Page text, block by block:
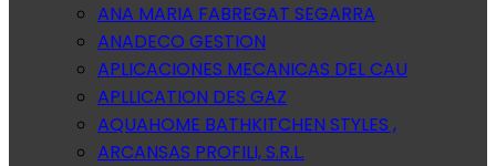
ANA MARIA FABREGAT SEGARRA
ANADECO GESTION
APLICACIONES MECANICAS DEL CAU
APLLICATION DES GAZ
AQUAHOME BATHKITCHEN STYLES ,
ARCANSAS PROFILI, S.R.L.